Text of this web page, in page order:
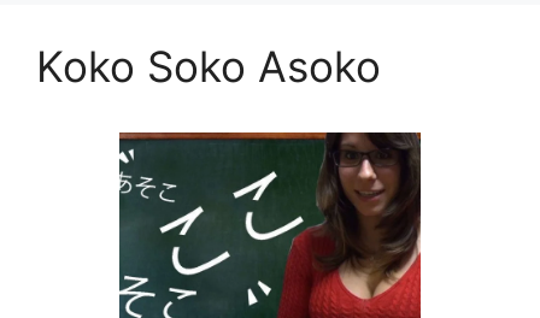
Koko Soko Asoko